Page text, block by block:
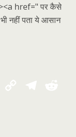
href=" पर कैसे
नहीं पता ये आसान